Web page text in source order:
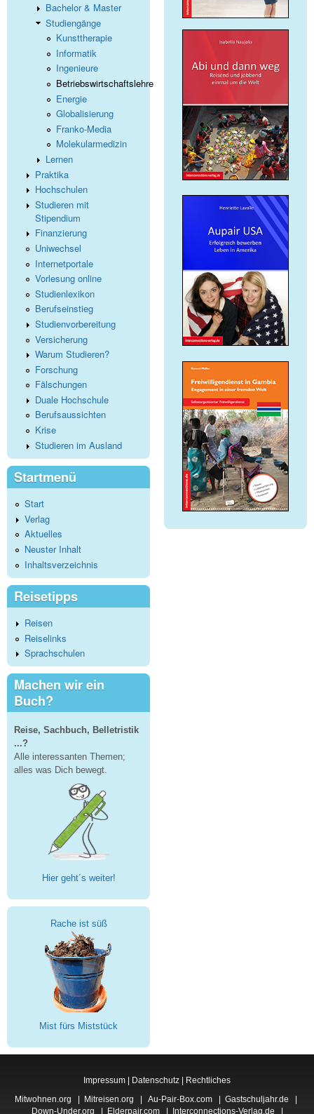
Bachelor & Master
Studiengänge
Kunsttherapie
Informatik
Ingenieure
Betriebswirtschaftslehre
Energie
Globalisierung
Franko-Media
Molekularmedizin
Lernen
Praktika
Hochschulen
Studieren mit
Stipendium
Finanzierung
Uniwechsel
Internetportale
Vorlesung online
Studienlexikon
Berufseinstieg
Studienvorbereitung
Versicherung
Warum Studieren?
Forschung
Fälschungen
Duale Hochschule
Berufsaussichten
Krise
Studieren im Ausland
Startmenü
Start
Verlag
Aktuelles
Neuster Inhalt
Inhaltsverzeichnis
Reisetipps
Reisen
Reiselinks
Sprachschulen
Machen wir ein
Buch?
Reise, Sachbuch, Belletristik
...?
Alle interessanten Themen;
alles was Dich bewegt.
Hier geht´s weiter!
Rache ist süß
Mist fürs Miststück
Impressum Datenschutz
Rechtliches
Mitwohnen.org
Mitreisen.org Au-Pair-Box.com Gastschuljahr.de
Down-Under.org
Elderpair.com| Interconnections-Verlag.de